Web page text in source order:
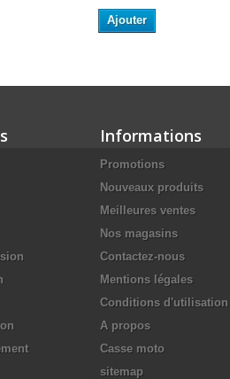
Ajouter
Informations
Promotions
Nouveaux produits
Meilleures ventes
Nos magasins
Contactez-nous
Mentions légales
Conditions d'utilisation
A propos
Casse moto
sitemap